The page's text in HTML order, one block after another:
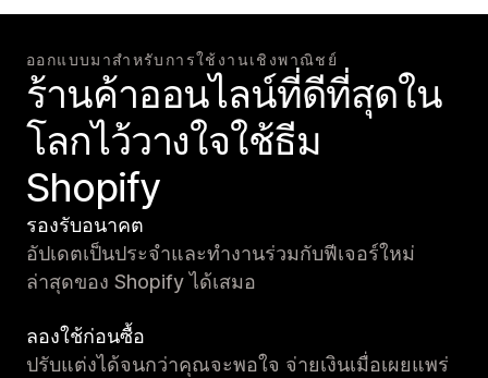
ออกแบบมาสำหรับการใช้งานเชิงพาณิชย์
ร้านค้าออนไลน์ที่ดีที่สุดใน
โลกไว้วางใจใช้ธีม
Shopify
รองรับอนาคต
อัปเดตเป็นประจำและทำงานร่วมกับฟีเจอร์ใหม่
ล่าสุดของ Shopify ได้เสมอ
ลองใช้ก่อนซื้อ
ปรับแต่งได้จนกว่าคุณจะพอใจ จ่ายเงินเมื่อเผยแพร่